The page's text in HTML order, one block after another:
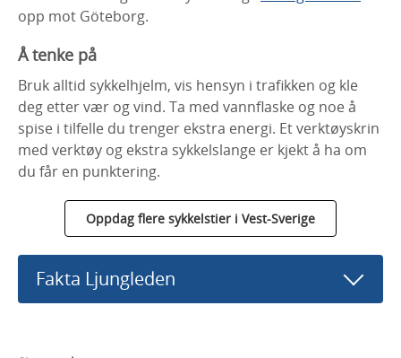
opp mot Göteborg.
Å tenke på
Bruk alltid sykkelhjelm, vis hensyn i trafikken og kle
deg etter vær og vind. Ta med vannflaske og noe å
spise i tilfelle du trenger ekstra energi. Et verktøyskrin
med verktøy og ekstra sykkelslange er kjekt å ha om
du får en punktering.
Oppdag flere sykkelstier i Vest-Sverige
Fakta Ljungleden